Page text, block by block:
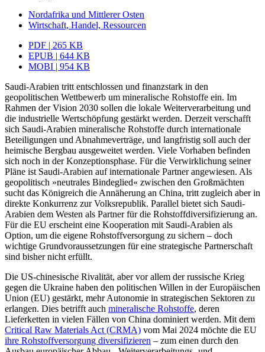
Nordafrika und Mittlerer Osten
Wirtschaft, Handel, Ressourcen
PDF | 265 KB
EPUB | 644 KB
MOBI | 954 KB
Saudi-Arabien tritt entschlossen und finanzstark in den
geopolitischen Wettbewerb um mineralische Rohstoffe ein. Im
Rahmen der Vision 2030 sollen die lokale Weiterverarbeitung und
die industrielle Wertschöpfung gestärkt werden. Derzeit verschafft
sich Saudi-Arabien mineralische Rohstoffe durch internationale
Beteiligungen und Abnahme­verträge, und langfristig soll auch der
heimische Bergbau ausgeweitet wer­den. Viele Vor­haben befinden
sich noch in der Konzeptionsphase. Für die Verwirk­lichung seiner
Pläne ist Saudi-Arabien auf internationale Partner angewiesen. Als
geopolitisch »neu­trales Bindeglied« zwischen den Großmächten
sucht das Königreich die Annäherung an China, tritt zugleich aber in
direkte Konkurrenz zur Volksrepublik. Parallel bietet sich Saudi-
Arabien dem Westen als Partner für die Rohstoffdiversifizierung an.
Für die EU erscheint eine Kooperation mit Saudi-Arabien als
Option, um die eigene Roh­stoffversorgung zu sichern – doch
wichtige Grundvoraussetzungen für eine stra­tegische Partnerschaft
sind bisher nicht erfüllt.
Die US-chinesische Rivalität, aber vor allem der russische Krieg
gegen die Ukraine haben den politischen Willen in der Euro­päischen
Union (EU) gestärkt, mehr Auto­nomie in strategischen Sektoren zu
erlan­gen. Dies betrifft auch mineralische Roh­stoffe, deren
Lieferketten in vielen Fällen von China dominiert werden. Mit dem
Critical Raw Materials Act (CRMA) vom Mai 2024 möchte die EU
ihre Rohstoffversorgung diversifizieren – zum einen durch den